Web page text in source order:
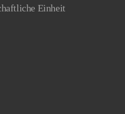
Einheit